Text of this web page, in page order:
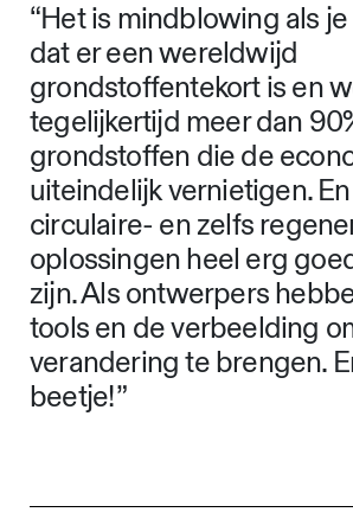
“Het is mindblowing als
dat er een wereldwijd
grondstoffentekort is en
tegelijkertijd meer dan
grondstoffen die de
uiteindelijk vernietigen.
circulaire- en zelfs
oplossingen heel erg
zijn. Als ontwerpers
tools en de verbeelding
verandering te brengen.
beetje! ”